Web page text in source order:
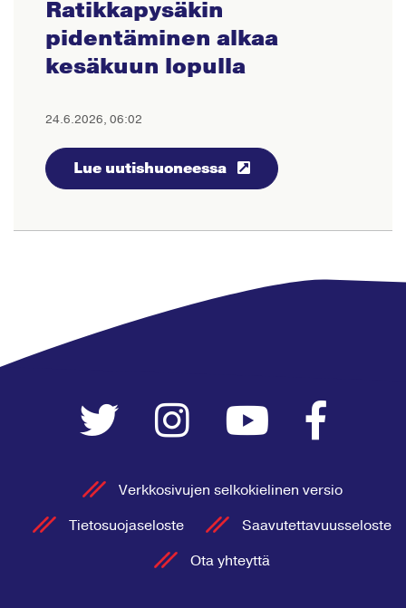
Ratikkapysäkin
pidentäminen alkaa
kesäkuun lopulla
24.6.2026, 06:02
Lue uutishuoneessa
Verkkosivujen selkokielinen versio
Tietosuojaseloste
Saavutettavuusseloste
Ota yhteyttä